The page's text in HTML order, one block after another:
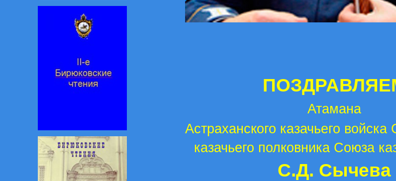
Атамана
Астраханского казачьего войска
казачьего полковника Союза
С.Д. Сычева